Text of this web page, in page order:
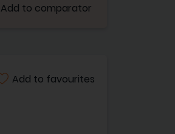
Add to comparator
Add to favourites